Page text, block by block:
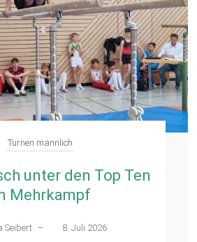
Turnen männlich
unter den Top Ten
Mehrkampf
Seibert – 8. Juli 2026